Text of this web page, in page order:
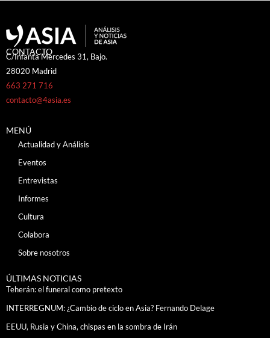
CONTACTO
C/Infanta Mercedes 31, Bajo.
28020 Madrid
663 271 716
contacto@4asia.es
MENÚ
Actualidad y Análisis
Eventos
Entrevistas
Informes
Cultura
Colabora
Sobre nosotros
ÚLTIMAS NOTICIAS
Teherán: el funeral como pretexto
INTERREGNUM: ¿Cambio de ciclo en Asia? Fernando Delage
EEUU, Rusia y China, chispas en la sombra de Irán